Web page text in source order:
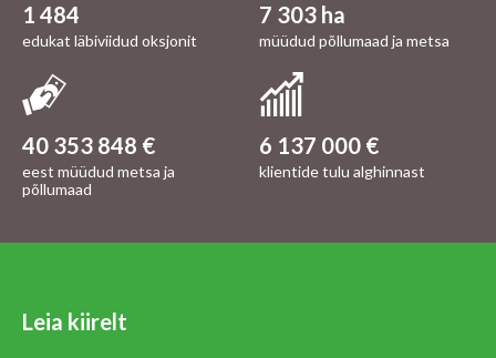
1 484
edukat läbiviidud oksjonit
7 303 ha
müüdud põllumaad ja metsa
40 353 848 €
eest müüdud metsa ja
põllumaad
6 137 000 €
klientide tulu alghinnast
Leia kiirelt